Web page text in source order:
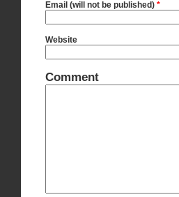
Email (will not be published) *
Website
Comment